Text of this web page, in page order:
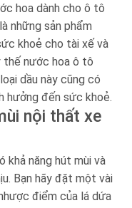
hoa dành cho ô tô
những sản phẩm
khoẻ cho tài xế và
thế nước hoa ô tô
dầu này cũng có
hưởng đến sức khoẻ.
nội thất xe
khả năng hút mùi và
Bạn hãy đặt một vài
điểm của lá dứa